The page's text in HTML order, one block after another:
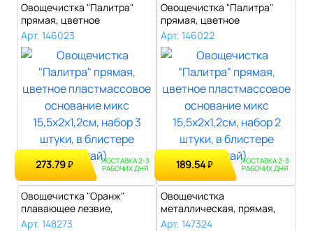
Овощечистка "Палитра"
прямая, цветное
пластмассовое осн..
Арт. 146023
273.79₽ ПОСТАВКА 2-3
РАБОЧИХ ДНЯ
Овощечистка "Палитра"
прямая, цветное
пластмассовое осн..
Арт. 146022
189.54₽ ПОСТАВКА 2-3
РАБОЧИХ ДНЯ
Овощечистка "Оранж"
плавающее лезвие,
прямая, пластмасс..
Арт. 148273
Овощечистка
металлическая, прямая,
деревянная ручка 16с..
Арт. 147324